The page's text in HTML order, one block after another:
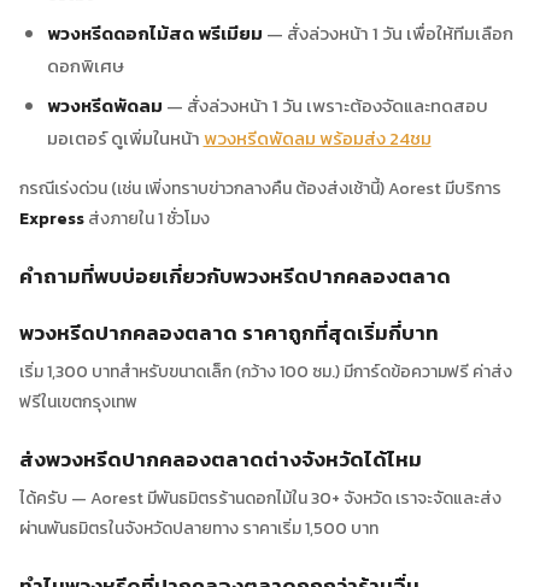
พวงหรีดดอกไม้สด พรีเมียม — สั่งล่วงหน้า 1 วัน เพื่อให้ทีมเลือก
ดอกพิเศษ
พวงหรีดพัดลม — สั่งล่วงหน้า 1 วัน เพราะต้องจัดและทดสอบ
มอเตอร์ ดูเพิ่มในหน้าพวงหรีดพัดลม พร้อมส่ง 24ชม
กรณีเร่งด่วน (เช่น เพิ่งทราบข่าวกลางคืน ต้องส่งเช้านี้) Aorest มีบริการ
Expressส่งภายใน 1 ชั่วโมง
คำถามที่พบบ่อยเกี่ยวกับพวงหรีดปากคลองตลาด
พวงหรีดปากคลองตลาด ราคาถูกที่สุดเริ่มกี่บาท
เริ่ม 1,300 บาทสำหรับขนาดเล็ก (กว้าง 100 ซม.) มีการ์ดข้อความฟรี ค่าส่ง
ฟรีในเขตกรุงเทพ
ส่งพวงหรีดปากคลองตลาดต่างจังหวัดได้ไหม
ได้ครับ — Aorest มีพันธมิตรร้านดอกไม้ใน 30+ จังหวัด เราจะจัดและส่ง
ผ่านพันธมิตรในจังหวัดปลายทาง ราคาเริ่ม 1,500 บาท